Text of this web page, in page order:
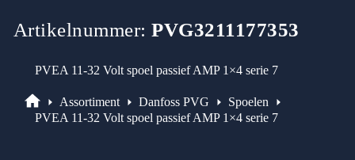
Artikelnummer:PVG3211177353
PVEA 11-32 Volt spoel passief AMP 1×4 serie 7
Assortiment
Assortiment Danfoss PVG
Spoelen
PVEA 11-32 Volt spoel passief AMP 1×4 serie 7